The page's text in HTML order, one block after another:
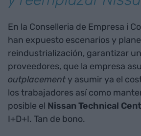
En la Conselleria de Empresa i
han expuesto escenarios y
reindustrialización, garantizar
proveedores, que la empresa
outplacement y asumir ya el
los trabajadores así como
posible el Nissan Technical
I+D+I. Tan de bono.